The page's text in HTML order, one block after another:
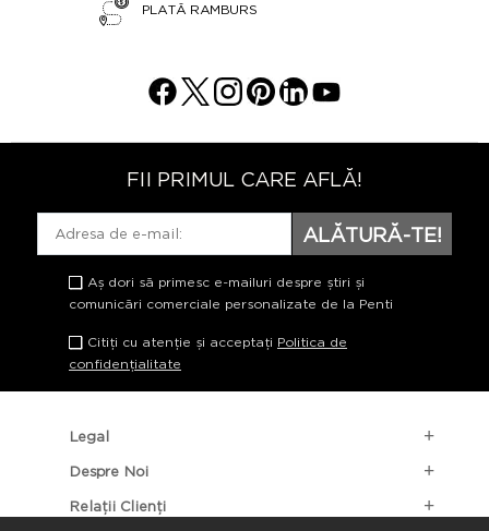
PLATĂ RAMBURS
FII PRIMUL CARE AFLĂ!
ALĂTURĂ-TE!
Aș dori să primesc e-mailuri despre știri și
comunicări comerciale personalizate de la Penti
Citiți cu atenție și acceptați Politica de
confidențialitate
Legal
Despre Noi
Relații Clienți